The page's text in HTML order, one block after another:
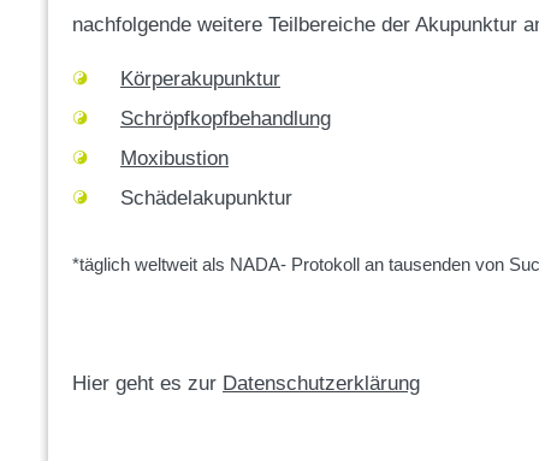
nachfolgende weitere Teilbereiche der Akupunktur
Körperakupunktur
Schröpfkopfbehandlung
Moxibustion
Schädelakupunktur
https://lorijen.center/en/internet-
*täglich weltweit als NADA- Protokoll an tausenden von
Hier geht es zur Datenschutzerklärung